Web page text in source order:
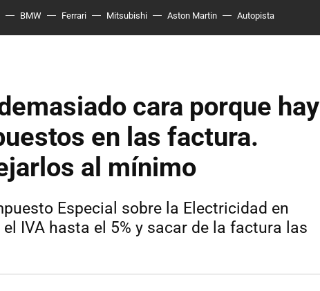
BMW Ferrari Mitsubishi Aston Martin Autopista
cara porque hay
en las factura.
al mínimo
Especial sobre la Electricidad en
IVA hasta el 5% y sacar de la factura las